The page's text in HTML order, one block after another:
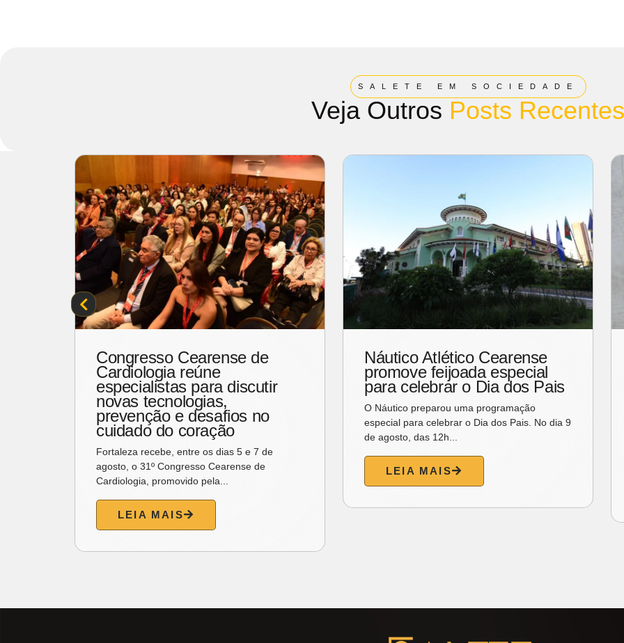
SALETE EM SOCIEDADE
Veja Outros Posts Recentes
Congresso Cearense de
Cardiologia reúne
especialistas para discutir
novas tecnologias,
prevenção e desafios no
cuidado do coração
Fortaleza recebe, entre os dias 5 e 7 de
agosto, o 31º Congresso Cearense de
Cardiologia, promovido pela...
LEIA MAIS
Náutico Atlético Cearense
promove feijoada especial
para celebrar o Dia dos Pais
O Náutico preparou uma programação
especial para celebrar o Dia dos Pais. No dia 9
de agosto, das 12h...
LEIA MAIS